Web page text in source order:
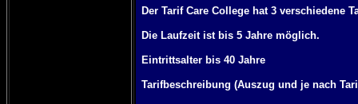
Der Tarif Care College hat 3 verschiedene
Die Laufzeit ist bis 5 Jahre möglich.
Eintrittsalter bis 40 Jahre
Tarifbeschreibung (Auszug und je nach